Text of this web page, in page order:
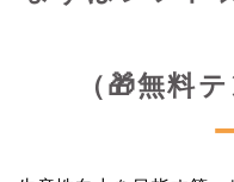
（🎁無料